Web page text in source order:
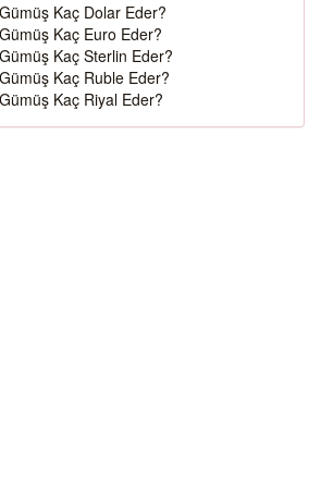
Kaç Dolar Eder?
Kaç Euro Eder?
Kaç Sterlin Eder?
Kaç Ruble Eder?
Kaç Riyal Eder?